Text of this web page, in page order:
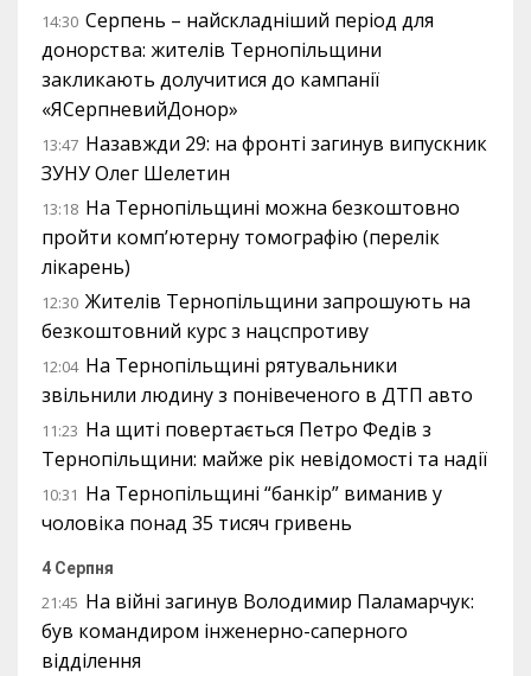
14:30 Серпень – найскладніший період для
донорства: жителів Тернопільщини
закликають долучитися до кампанії
«ЯСерпневийДонор»
13:47 Назавжди 29: на фронті загинув випускник
ЗУНУ Олег Шелетин
13:18 На Тернопільщині можна безкоштовно
пройти комп’ютерну томографію (перелік
лікарень)
12:30 Жителів Тернопільщини запрошують на
безкоштовний курс з нацспротиву
12:04 На Тернопільщині рятувальники
звільнили людину з понівеченого в ДТП авто
11:23 На щиті повертається Петро Федів з
Тернопільщини: майже рік невідомості та надії
10:31 На Тернопільщині “банкір” виманив у
чоловіка понад 35 тисяч гривень
4 Серпня
21:45 На війні загинув Володимир Паламарчук:
був командиром інженерно-саперного
відділення